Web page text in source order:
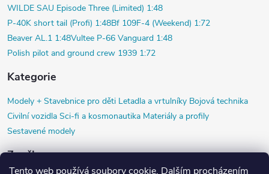
Tento web používá soubory cookie. Dalším procházením
WILDE SAU Episode Three (Limited) 1:48
P-40K short tail (Profi) 1:48Bf 109F-4 (Weekend) 1:72
Beaver AL.1 1:48Vultee P-66 Vanguard 1:48
Polish pilot and ground crew 1939 1:72
Kategorie
Modely + Stavebnice pro děti Letadla a vrtulníky Bojová technika
Civilní vozidla Sci-fi a kosmonautika Materiály a profily
Sestavené modely
Značky